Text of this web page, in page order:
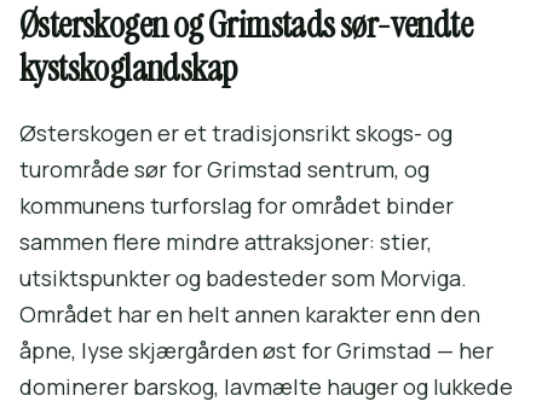
Østerskogen og Grimstads sør-vendte
kystskoglandskap
Østerskogen er et tradisjonsrikt skogs- og
turområde sør for Grimstad sentrum, og
kommunens turforslag for området binder
sammen flere mindre attraksjoner: stier,
utsiktspunkter og badesteder som Morviga.
Området har en helt annen karakter enn den
åpne, lyse skjærgården øst for Grimstad — her
dominerer barskog, lavmælte hauger og lukkede